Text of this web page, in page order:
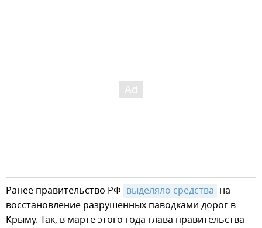
Ранее правительство РФ выделяло средства на
восстановление разрушенных паводками дорог в
Крыму. Так, в марте этого года глава правительства